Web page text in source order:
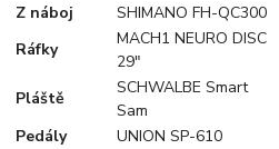
Z náboj
SHIMANO FH-QC300
Ráfky
MACH1 NEURO DISC
29"
Pláště
SCHWALBE Smart
Sam
Pedály
UNION SP-610